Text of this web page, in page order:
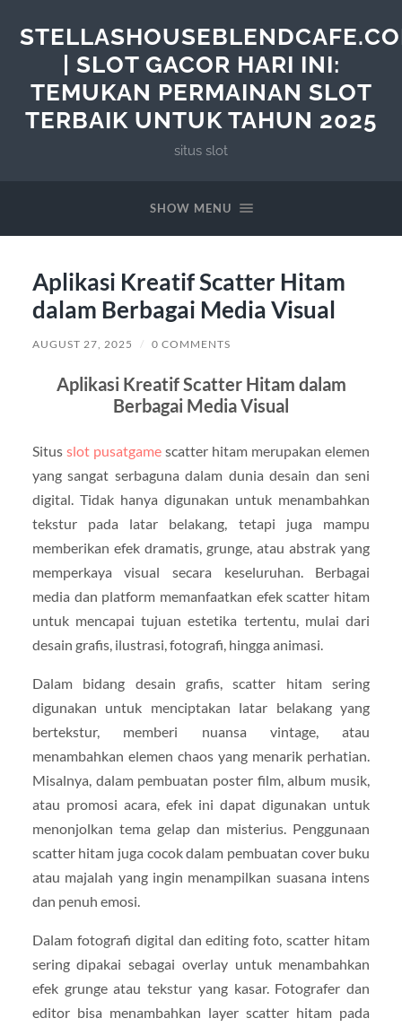
| SLOT GACOR HARI INI:
TEMUKAN PERMAINAN SLOT
TERBAIK UNTUK TAHUN 2025
situs slot
SHOW MENU
Aplikasi Kreatif Scatter Hitam
dalam Berbagai Media Visual
AUGUST 27, 2025 / 0 COMMENTS
Aplikasi Kreatif Scatter Hitam dalam
Berbagai Media Visual
Situs slot pusatgamescatter hitam merupakan elemen
yang sangat serbaguna dalam dunia desain dan seni
digital. Tidak hanya digunakan untuk menambahkan
tekstur pada latar belakang, tetapi juga mampu
memberikan efek dramatis, grunge, atau abstrak yang
memperkaya visual secara keseluruhan. Berbagai
media dan platform memanfaatkan efek scatter hitam
untuk mencapai tujuan estetika tertentu, mulai dari
desain grafis, ilustrasi, fotografi, hingga animasi.
Dalam bidang desain grafis, scatter hitam sering
digunakan untuk menciptakan latar belakang yang
bertekstur, memberi nuansa vintage, atau
menambahkan elemen chaos yang menarik perhatian.
Misalnya, dalam pembuatan poster film, album musik,
atau promosi acara, efek ini dapat digunakan untuk
menonjolkan tema gelap dan misterius. Penggunaan
scatter hitam juga cocok dalam pembuatan cover buku
atau majalah yang ingin menampilkan suasana intens
dan penuh emosi.
Dalam fotografi digital dan editing foto, scatter hitam
sering dipakai sebagai overlay untuk menambahkan
efek grunge atau tekstur yang kasar. Fotografer dan
editor bisa menambahkan layer scatter hitam pada